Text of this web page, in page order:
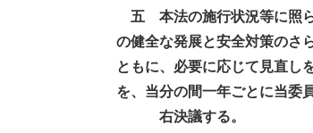
五 本法の施行状況等に照
の健全な発展と安全対策のさ
ともに、必要に応じて見直し
を、当分の間一年ごとに当委
右決議する。